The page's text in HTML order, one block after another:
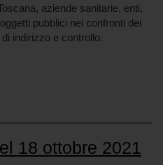
aziende sanitarie, enti,
pubblici nei confronti dei
indirizzo e controllo.
18 ottobre 2021